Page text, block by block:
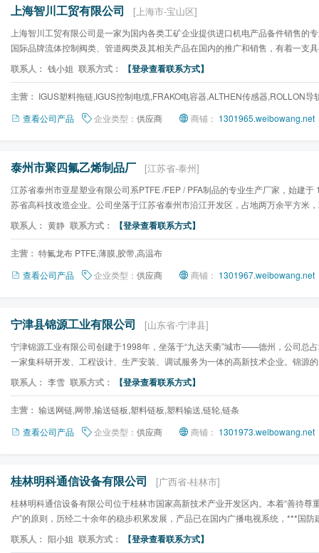
上海智川工贸有限公司 [上海市-宝山区]
上海智川工贸有限公司是一家为国内各类工矿企业提供进口机电产品备件销售的
国际品牌流体控制阀类、管道阀类及其相关产品在国内的推广和销售，有着一支
素质、专业化、勤业...
联系人： 钱小姐 联系方式： 【登录查看联系方式】
主营： IGUS塑料拖链,IGUS控制电缆,FRAKO电容器,ALTHEN传感器,ROLLON导
查看公司产品
企业类型： 供应商 商铺： 1301965.weibowang.net
泰州市聚四氟乙烯制品厂 [江苏省-泰州]
江苏省泰州市亚星塑业有限公司系PTFE /FEP / PFA制品的专业生产厂家，始建于
苏省高科技改造企业。公司坐落于江苏省泰州市沿江开发区，占地两万余平方米
其中技术人员30余人...
联系人： 黄静 联系方式： 【登录查看联系方式】
主营： 特氟龙布 PTFE,薄膜,胶带,高温布
查看公司产品
企业类型： 供应商 商铺： 1301967.weibowang.net
宁津县锦源工业有限公司 [山东省-宁津县]
宁津锦源工业有限公司创建于1998年，坐落于“九达天衢”城市——德州，公司总
一家集科研开发、工程设计、生产安装、调试服务为一体的高新技术企业。锦源
系列：一、输送机械设备...
联系人： 李雪 联系方式： 【登录查看联系方式】
主营： 输送网链,网带,输送链板,塑料链板,塑料输送,链轮,链条
查看公司产品
企业类型： 供应商 商铺： 1301973.weibowang.net
桂林明科通信设备有限公司 [广西省-桂林市]
桂林明科通信设备有限公司位于桂林市国家高新技术产业开发区内。本着“善待尊
户”的原则，历经二十余年的稳步积累发展，产品已在国内广播电视系统，***国
重要的一席之地。...
联系人： 阳小姐 联系方式： 【登录查看联系方式】